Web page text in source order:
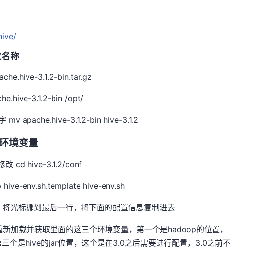
称
3.1.2-bin.tar.gz
3.1.2-bin /opt/
mv apache.hive-3.1.2-bin hive-3.1.2
境变量
改 cd hive-3.1.2/conf
hive-env.sh.template hive-env.sh
光标挪到最后一行，将下面的配置信息复制进去
加载并获取里面的这三个环境变量，第一个是hadoop的位置，
个是hive的jar位置，这个是在3.0之后需要进行配置，3.0之前不